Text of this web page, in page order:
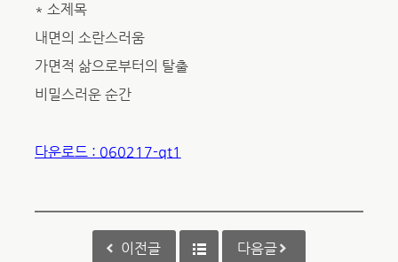
* 소제목
내면의 소란스러움
가면적 삶으로부터의 탈출
비밀스러운 순간
다운로드 : 060217-qt1
이전글 다음글